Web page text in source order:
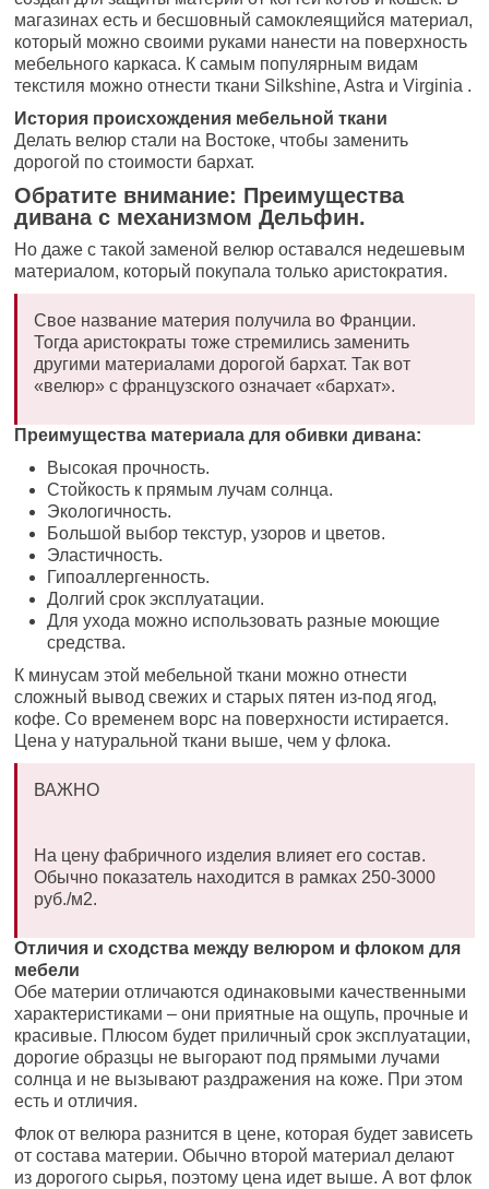
магазинах есть и бесшовный самоклеящийся материал,
который можно своими руками нанести на поверхность
мебельного каркаса. К самым популярным видам
текстиля можно отнести ткани Silkshine, Astra и Virginia .
История происхождения мебельной ткани
Делать велюр стали на Востоке, чтобы заменить
дорогой по стоимости бархат.
Обратите внимание: Преимущества
дивана с механизмом Дельфин.
Но даже с такой заменой велюр оставался недешевым
материалом, который покупала только аристократия.
Свое название материя получила во Франции.
Тогда аристократы тоже стремились заменить
другими материалами дорогой бархат. Так вот
«велюр» с французского означает «бархат».
Преимущества материала для обивки дивана:
Высокая прочность.
Стойкость к прямым лучам солнца.
Экологичность.
Большой выбор текстур, узоров и цветов.
Эластичность.
Гипоаллергенность.
Долгий срок эксплуатации.
Для ухода можно использовать разные моющие
средства.
К минусам этой мебельной ткани можно отнести
сложный вывод свежих и старых пятен из-под ягод,
кофе. Со временем ворс на поверхности истирается.
Цена у натуральной ткани выше, чем у флока.
ВАЖНО
На цену фабричного изделия влияет его состав.
Обычно показатель находится в рамках 250-3000
руб./м2.
Отличия и сходства между велюром и флоком для
мебели
Обе материи отличаются одинаковыми качественными
характеристиками – они приятные на ощупь, прочные и
красивые. Плюсом будет приличный срок эксплуатации,
дорогие образцы не выгорают под прямыми лучами
солнца и не вызывают раздражения на коже. При этом
есть и отличия.
Флок от велюра разнится в цене, которая будет зависеть
от состава материи. Обычно второй материал делают
из дорогого сырья, поэтому цена идет выше. А вот флок